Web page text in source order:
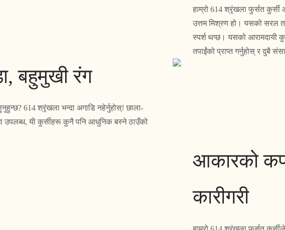
हाम्रो 614 श्रृंखला फुर्सत
उत्तम मिश्रण हो। यसको सरल
स्पर्श थप्छ। यसको आरामदायी
तपाईंको प्राप्त गर्नुहोस् र दुबै
बहुमुखी रंग
614 श्रृंखला भन्दा अगाडि नहेर्नुहोस्! छाला-
उपलब्ध, यी कुर्सीहरू कुनै पनि आधुनिक बस्ने ठाउँको
आकारको
कारीगरी